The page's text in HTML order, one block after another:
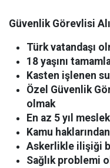
Güvenlik Görevlisi
Türk vatandaşı
18 yaşını
Kasten işlenen
Özel Güvenlik
olmak
En az 5 yıl
Kamu
Askerlikle ilişiği
Sağlık problemi